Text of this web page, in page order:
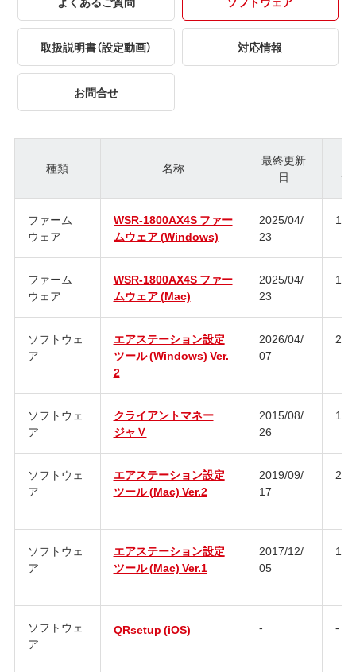
取扱説明書（設定動画） 対応情報
お問合せ
種類 名称
最終更新
日
ジ
ファーム
ウェア
WSR-1800AX4S ファー
ムウェア (Windows)
2025/04/
23
1.11
ファーム
ウェア
WSR-1800AX4S ファー
ムウェア (Mac)
2025/04/
23
1.11
ソフトウェ
ア
エアステーション設定
ツール (Windows) Ver.
2
2026/04/
07
ソフトウェ
ア
クライアントマネー
ジャＶ
2015/08/
26
ソフトウェ
ア
エアステーション設定
ツール (Mac) Ver.2
2019/09/
17
ソフトウェ
ア
エアステーション設定
ツール (Mac) Ver.1
2017/12/
05
ソフトウェ
ア
QRsetup (iOS) - -